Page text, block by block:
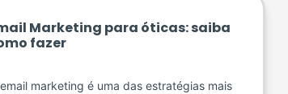
Marketing para óticas: saiba
fazer
marketing é uma das estratégias mais